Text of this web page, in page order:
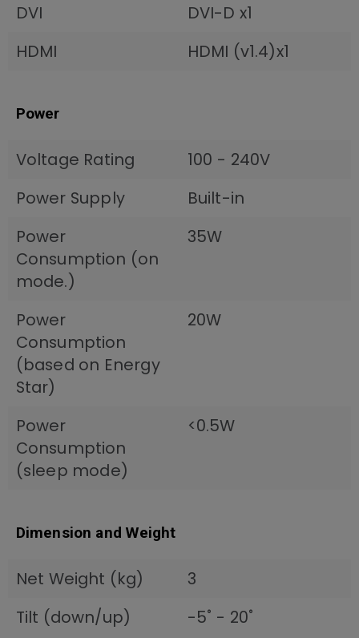
DVI
DVI-D x1
HDMI
HDMI (v1.4)x1
Power
Voltage Rating
100 - 240V
Power Supply
Built-in
Power
Consumption (on
mode.)
35W
Power
Consumption
(based on Energy
Star)
20W
Power
Consumption
(sleep mode)
<0.5W
Dimension and Weight
Net Weight (kg)
3
Tilt (down/up)
-5˚ - 20˚